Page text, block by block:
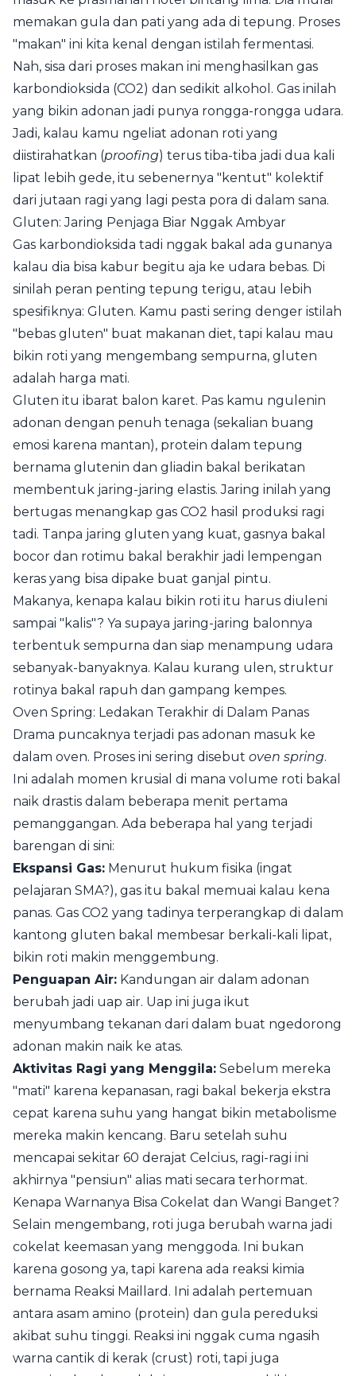
memakan gula dan pati yang ada di tepung. Proses
"makan" ini kita kenal dengan istilah fermentasi.
Nah, sisa dari proses makan ini menghasilkan gas
karbondioksida (CO2) dan sedikit alkohol. Gas inilah
yang bikin adonan jadi punya rongga-rongga udara.
Jadi, kalau kamu ngeliat adonan roti yang
diistirahatkan (proofing) terus tiba-tiba jadi dua kali
lipat lebih gede, itu sebenernya "kentut" kolektif
dari jutaan ragi yang lagi pesta pora di dalam sana.
Gluten: Jaring Penjaga Biar Nggak Ambyar
Gas karbondioksida tadi nggak bakal ada gunanya
kalau dia bisa kabur begitu aja ke udara bebas. Di
sinilah peran penting tepung terigu, atau lebih
spesifiknya: Gluten. Kamu pasti sering denger istilah
"bebas gluten" buat makanan diet, tapi kalau mau
bikin roti yang mengembang sempurna, gluten
adalah harga mati.
Gluten itu ibarat balon karet. Pas kamu ngulenin
adonan dengan penuh tenaga (sekalian buang
emosi karena mantan), protein dalam tepung
bernama glutenin dan gliadin bakal berikatan
membentuk jaring-jaring elastis. Jaring inilah yang
bertugas menangkap gas CO2 hasil produksi ragi
tadi. Tanpa jaring gluten yang kuat, gasnya bakal
bocor dan rotimu bakal berakhir jadi lempengan
keras yang bisa dipake buat ganjal pintu.
Makanya, kenapa kalau bikin roti itu harus diuleni
sampai "kalis"? Ya supaya jaring-jaring balonnya
terbentuk sempurna dan siap menampung udara
sebanyak-banyaknya. Kalau kurang ulen, struktur
rotinya bakal rapuh dan gampang kempes.
Oven Spring: Ledakan Terakhir di Dalam Panas
Drama puncaknya terjadi pas adonan masuk ke
dalam oven. Proses ini sering disebut oven spring.
Ini adalah momen krusial di mana volume roti bakal
naik drastis dalam beberapa menit pertama
pemanggangan. Ada beberapa hal yang terjadi
barengan di sini:
Ekspansi Gas: Menurut hukum fisika (ingat
pelajaran SMA?), gas itu bakal memuai kalau kena
panas. Gas CO2 yang tadinya terperangkap di dalam
kantong gluten bakal membesar berkali-kali lipat,
bikin roti makin menggembung.
Penguapan Air: Kandungan air dalam adonan
berubah jadi uap air. Uap ini juga ikut
menyumbang tekanan dari dalam buat ngedorong
adonan makin naik ke atas.
Aktivitas Ragi yang Menggila: Sebelum mereka
"mati" karena kepanasan, ragi bakal bekerja ekstra
cepat karena suhu yang hangat bikin metabolisme
mereka makin kencang. Baru setelah suhu
mencapai sekitar 60 derajat Celcius, ragi-ragi ini
akhirnya "pensiun" alias mati secara terhormat.
Kenapa Warnanya Bisa Cokelat dan Wangi Banget?
Selain mengembang, roti juga berubah warna jadi
cokelat keemasan yang menggoda. Ini bukan
karena gosong ya, tapi karena ada reaksi kimia
bernama Reaksi Maillard. Ini adalah pertemuan
antara asam amino (protein) dan gula pereduksi
akibat suhu tinggi. Reaksi ini nggak cuma ngasih
warna cantik di kerak (crust) roti, tapi juga